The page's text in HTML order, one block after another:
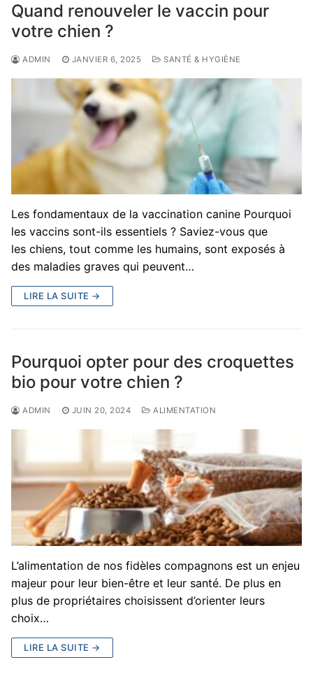
Quand renouveler le vaccin pour
votre chien ?
ADMIN JANVIER 6, 2025 SANTÉ & HYGIÈNE
Les fondamentaux de la vaccination canine Pourquoi
les vaccins sont-ils essentiels ? Saviez-vous que
les chiens, tout comme les humains, sont exposés à
des maladies graves qui peuvent…
LIRE LA SUITE →
Pourquoi opter pour des croquettes
bio pour votre chien ?
ADMIN JUIN 20, 2024 ALIMENTATION
L’alimentation de nos fidèles compagnons est un enjeu
majeur pour leur bien-être et leur santé. De plus en
plus de propriétaires choisissent d’orienter leurs
choix…
LIRE LA SUITE →